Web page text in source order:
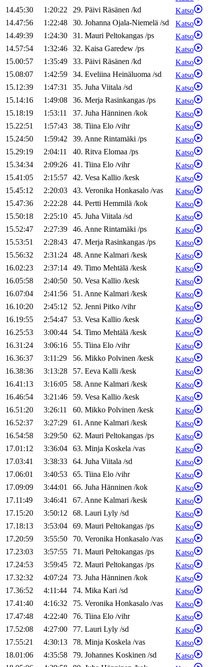
14.45:30
1:20:22 29. Päivi Räsänen /kd
Katso
14.47:56
1:22:48 30. Johanna Ojala-Niemelä /sd
Katso
14.49:39
1:24:30 31. Mauri Peltokangas /ps
Katso
14.57:54
1:32:46 32. Kaisa Garedew /ps
Katso
15.00:57
1:35:49 33. Päivi Räsänen /kd
Katso
15.08:07
1:42:59 34. Eveliina Heinäluoma /sd
Katso
15.12:39
1:47:31 35. Juha Viitala /sd
Katso
15.14:16
1:49:08 36. Merja Rasinkangas /ps
Katso
15.18:19
1:53:11 37. Juha Hänninen /kok
Katso
15.22:51
1:57:43 38. Tiina Elo /vihr
Katso
15.24:50
1:59:42 39. Anne Rintamäki /ps
Katso
15.29:19
2:04:11 40. Ritva Elomaa /ps
Katso
15.34:34
2:09:26 41. Tiina Elo /vihr
Katso
15.41:05
2:15:57 42. Vesa Kallio /kesk
Katso
15.45:12
2:20:03 43. Veronika Honkasalo /vas
Katso
15.47:36
2:22:28 44. Pertti Hemmilä /kok
Katso
15.50:18
2:25:10 45. Juha Viitala /sd
Katso
15.52:47
2:27:39 46. Anne Rintamäki /ps
Katso
15.53:51
2:28:43 47. Merja Rasinkangas /ps
Katso
15.56:32
2:31:24 48. Anne Kalmari /kesk
Katso
16.02:23
2:37:14 49. Timo Mehtälä /kesk
Katso
16.05:58
2:40:50 50. Vesa Kallio /kesk
Katso
16.07:04
2:41:56 51. Anne Kalmari /kesk
Katso
16.10:20
2:45:12 52. Jenni Pitko /vihr
Katso
16.19:55
2:54:47 53. Vesa Kallio /kesk
Katso
16.25:53
3:00:44 54. Timo Mehtälä /kesk
Katso
16.31:24
3:06:16 55. Tiina Elo /vihr
Katso
16.36:37
3:11:29 56. Mikko Polvinen /kesk
Katso
16.38:36
3:13:28 57. Eeva Kalli /kesk
Katso
16.41:13
3:16:05 58. Anne Kalmari /kesk
Katso
16.46:54
3:21:46 59. Vesa Kallio /kesk
Katso
16.51:20
3:26:11 60. Mikko Polvinen /kesk
Katso
16.52:37
3:27:29 61. Anne Kalmari /kesk
Katso
16.54:58
3:29:50 62. Mauri Peltokangas /ps
Katso
17.01:12
3:36:04 63. Minja Koskela /vas
Katso
17.03:41
3:38:33 64. Juha Viitala /sd
Katso
17.06:01
3:40:53 65. Tiina Elo /vihr
Katso
17.09:09
3:44:01 66. Juha Hänninen /kok
Katso
17.11:49
3:46:41 67. Anne Kalmari /kesk
Katso
17.15:20
3:50:12 68. Lauri Lyly /sd
Katso
17.18:13
3:53:04 69. Mauri Peltokangas /ps
Katso
17.20:59
3:55:50 70. Veronika Honkasalo /vas
Katso
17.23:03
3:57:55 71. Mauri Peltokangas /ps
Katso
17.24:53
3:59:45 72. Mauri Peltokangas /ps
Katso
17.32:32
4:07:24 73. Juha Hänninen /kok
Katso
17.36:52
4:11:44 74. Mika Kari /sd
Katso
17.41:40
4:16:32 75. Veronika Honkasalo /vas
Katso
17.47:48
4:22:40 76. Tiina Elo /vihr
Katso
17.52:08
4:27:00 77. Lauri Lyly /sd
Katso
17.55:21
4:30:13 78. Minja Koskela /vas
Katso
18.01:06
4:35:58 79. Johannes Koskinen /sd
Katso